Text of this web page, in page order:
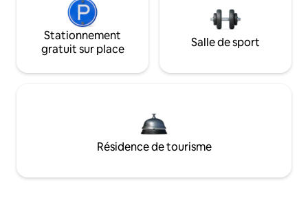
Stationnement
gratuit sur place
Salle de sport
Résidence de tourisme